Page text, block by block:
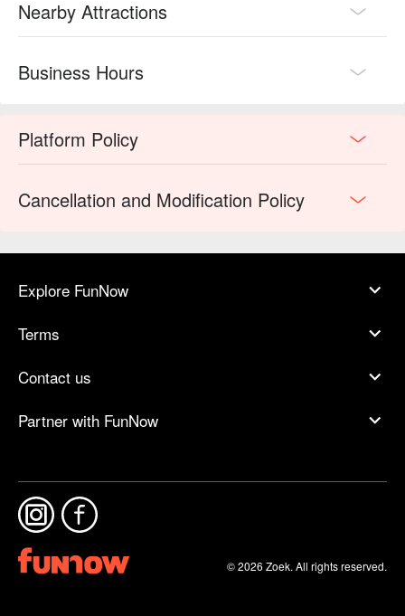
Nearby Attractions
Business Hours
Platform Policy
Cancellation and Modification Policy
Explore FunNow
Terms
Contact us
Partner with FunNow
© 2026 Zoek. All rights reserved.